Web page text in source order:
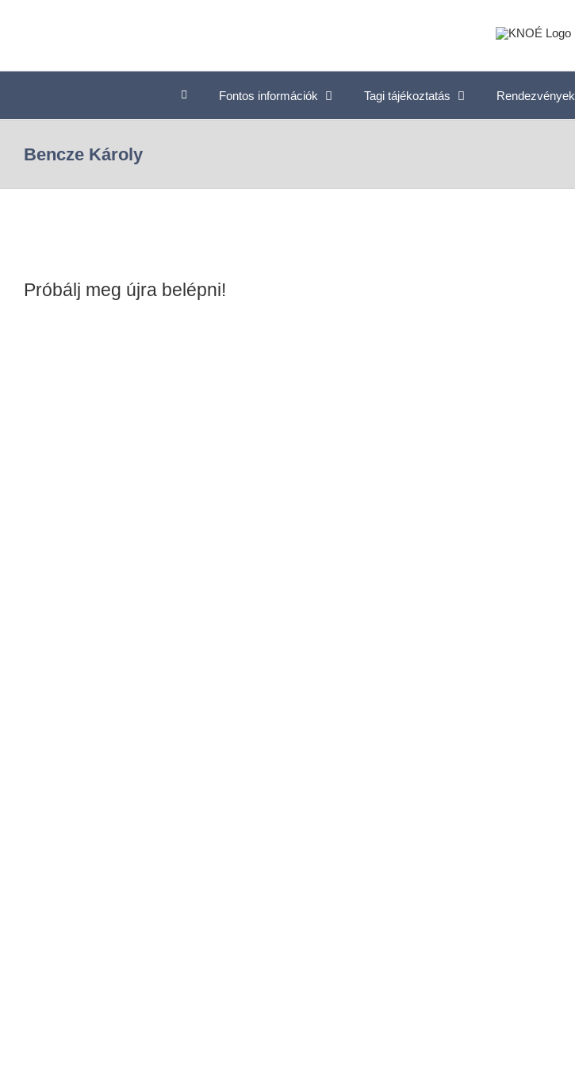
Fontos információk Tagi tájékoztatás Rendezvények
Bencze Károly
Próbálj meg újra belépni!